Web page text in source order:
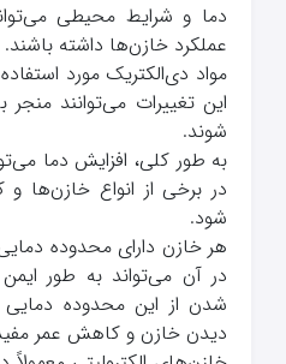
دما و شرایط محیطی
عملکرد خازن‌ها داشته
مواد دی‌الکتریک مورد
این تغییرات می‌توانند
شوند.
به طور کلی، افزایش دما
در برخی از انواع خازن‌ها
شود.
هر خازن دارای محدوده
در آن می‌تواند به طور
شدن از این محدوده
دیدن خازن و کاهش عمر